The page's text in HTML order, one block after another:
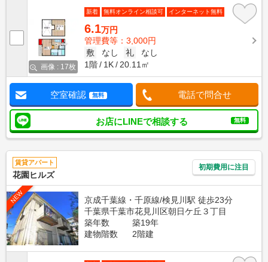
画像 : 17枚
新着 無料オンライン相談可 インターネット無料
6.1万円
管理費等：3,000円
敷
なし 礼
なし
1階
1K 20.11㎡
空室確認 無料 電話で問合せ
お店にLINEで相談する 無料
賃貸アパート
花園ヒルズ
初期費用に注目
NEW
京成千葉線・千原線/検見川駅 徒歩23分
千葉県千葉市花見川区朝日ケ丘３丁目
築年数
築19年
建物階数
2階建